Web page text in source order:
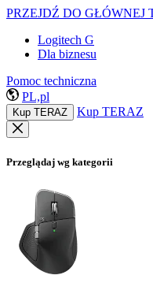
PRZEJDŹ DO GŁÓWNEJ
Logitech G
Dla biznesu
Pomoc techniczna
PL,pl
Kup TERAZ Kup TERAZ
Przeglądaj wg kategorii